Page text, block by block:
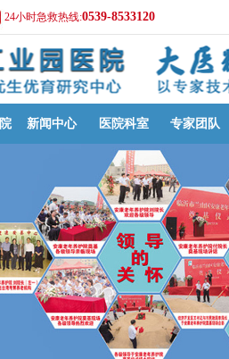
24小时急救热线:0539-8533120
新闻中心 医院科室 专家团队